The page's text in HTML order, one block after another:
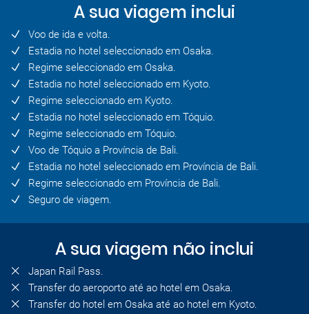
A sua viagem inclui
Voo de ida e volta.
Estadia no hotel seleccionado em Osaka.
Regime seleccionado em Osaka.
Estadia no hotel seleccionado em Kyoto.
Regime seleccionado em Kyoto.
Estadia no hotel seleccionado em Tóquio.
Regime seleccionado em Tóquio.
Voo de Tóquio a Província de Bali.
Estadia no hotel seleccionado em Província de Bali.
Regime seleccionado em Província de Bali.
Seguro de viagem.
A sua viagem não inclui
Japan Rail Pass.
Transfer do aeroporto até ao hotel em Osaka.
Transfer do hotel em Osaka até ao hotel em Kyoto.